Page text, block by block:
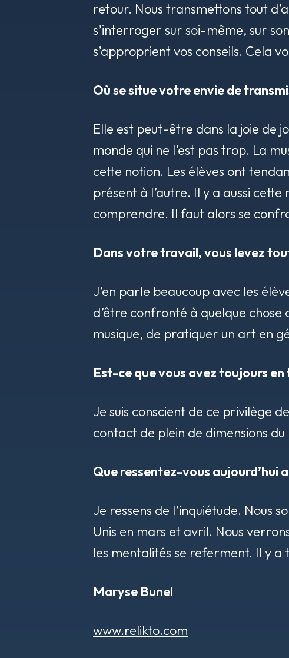
retour. Nous transmettons tout
s’interroger sur soi-même, sur
s’approprient vos conseils. Cela
Où se situe votre envie de
Elle est peut-être dans la joie de
monde qui ne l’est pas trop. La
cette notion. Les élèves ont
présent à l’autre. Il y a aussi
comprendre. Il faut alors se
Dans votre travail, vous levez
J’en parle beaucoup avec les
d’être confronté à quelque chose
musique, de pratiquer un art en
Est-ce que vous avez toujours
Je suis conscient de ce privilège
contact de plein de dimensions
Que ressentez-vous aujourd’hui
Je ressens de l’inquiétude. Nous
Unis en mars et avril. Nous
les mentalités se referment. Il y a
Maryse Bunel
www.relikto.com